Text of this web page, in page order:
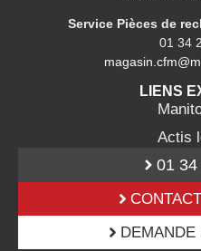
Service Pièces de
01 34
LIENS
Actis
01
DEMANDE